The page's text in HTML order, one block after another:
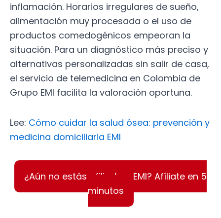
inflamación. Horarios irregulares de sueño,
alimentación muy procesada o el uso de
productos comedogénicos empeoran la
situación. Para un diagnóstico más preciso y
alternativas personalizadas sin salir de casa,
el servicio de telemedicina en Colombia de
Grupo EMI facilita la valoración oportuna.
Lee: Cómo cuidar la salud ósea: prevención y
medicina domiciliaria EMI
¿Aún no estás afiliado a EMI? Afíliate en 5
minutos